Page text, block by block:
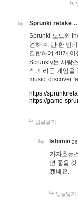
Sprunki retake
Sprunki 모드와
견하며, 단 한 번
결합하여 40개
Scrunkly는 사랑
작과 리듬 게임을
music, discover
https://
https://game-
답글달기
lshimin
카자흐뉴
면 좋을
겠네요.
답글달기